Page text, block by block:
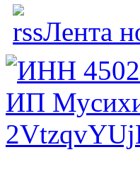
Лента